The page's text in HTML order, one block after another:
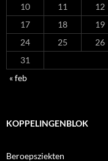
10
11 12
17
18 19
24
25 26
31
« feb
KOPPELINGENBLOK
Beroepsziekten